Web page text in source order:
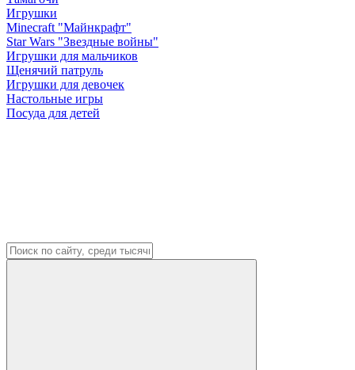
Игрушки
Minecraft "Майнкрафт"
Star Wars "Звездные войны"
Игрушки для мальчиков
Щенячий патруль
Игрушки для девочек
Настольные игры
Посуда для детей